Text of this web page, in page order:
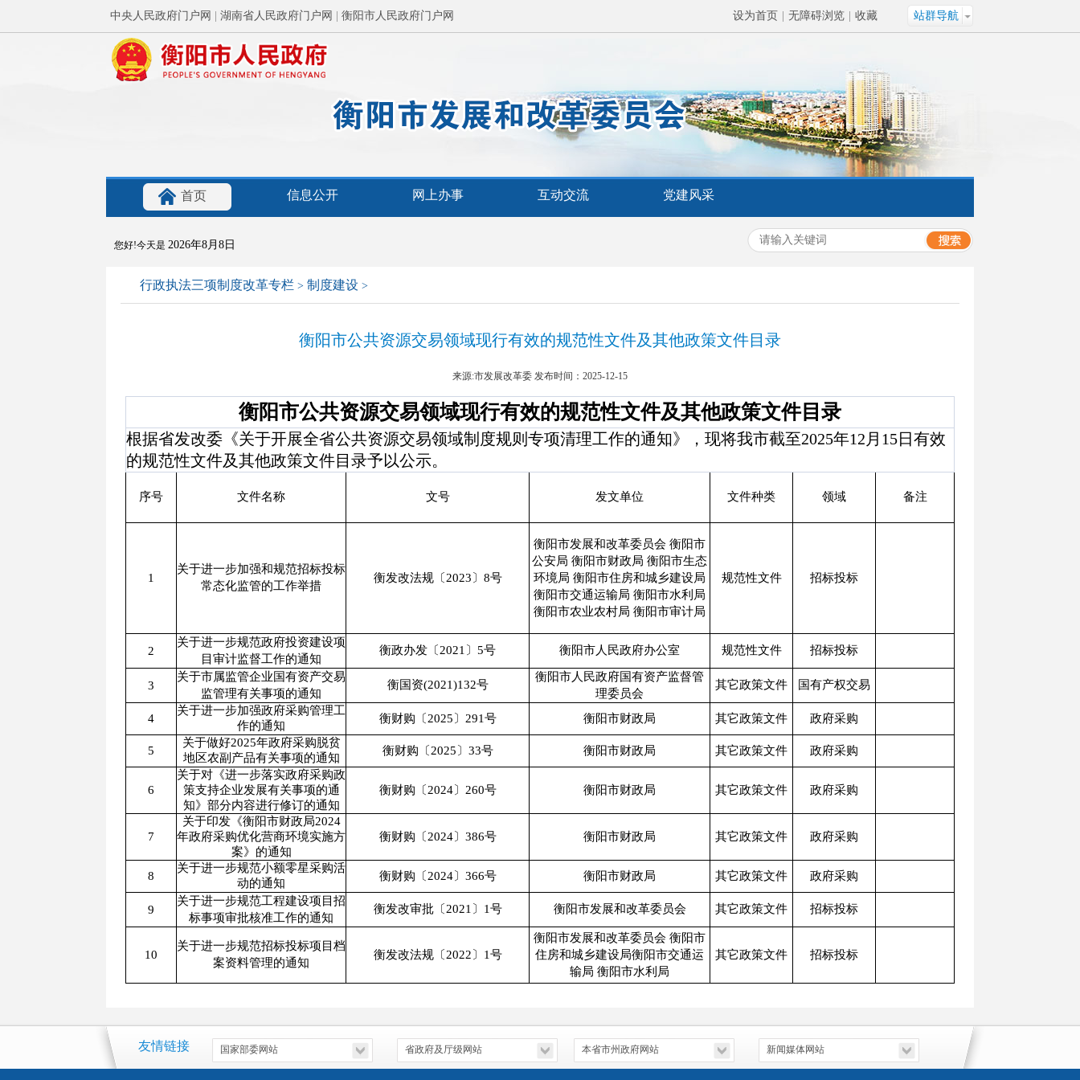
中央人民政府门户网 湖南省人民政府门户网 衡阳市人民政府门户网 设为首页 无障碍浏览 收藏 站群导航
首页 信息公开 网上办事 互动交流 党建风采
您好!今天是 2026年8月8日
行政执法三项制度改革专栏 > 制度建设 >
衡阳市公共资源交易领域现行有效的规范性文件及其他政策文件目录
来源:市发展改革委 发布时间：2025-12-15
衡阳市公共资源交易领域现行有效的规范性文件及其他政策文件目录
根据省发改委《关于开展全省公共资源交易领域制度规则专项清理工作的通知》，现将我市截至2025年12月15日有效
的规范性文件及其他政策文件目录予以公示。
序号 文件名称 文号 发文单位 文件种类 领域 备注
1
关于进一步加强和规范招标投标
常态化监管的工作举措
衡发改法规〔2023〕8号
衡阳市发展和改革委员会 衡阳市
公安局 衡阳市财政局 衡阳市生态
环境局 衡阳市住房和城乡建设局
衡阳市交通运输局 衡阳市水利局
衡阳市农业农村局 衡阳市审计局
规范性文件 招标投标
2
关于进一步规范政府投资建设项
目审计监督工作的通知
衡政办发〔2021〕5号 衡阳市人民政府办公室 规范性文件 招标投标
3
关于市属监管企业国有资产交易
监管理有关事项的通知
衡国资(2021)132号
衡阳市人民政府国有资产监督管
理委员会
其它政策文件 国有产权交易
4
关于进一步加强政府采购管理工
作的通知
衡财购〔2025〕291号 衡阳市财政局 其它政策文件 政府采购
5
关于做好2025年政府采购脱贫
地区农副产品有关事项的通知
衡财购〔2025〕33号 衡阳市财政局 其它政策文件 政府采购
6
关于对《进一步落实政府采购政
策支持企业发展有关事项的通
知》部分内容进行修订的通知
衡财购〔2024〕260号 衡阳市财政局 其它政策文件 政府采购
7
关于印发《衡阳市财政局2024
年政府采购优化营商环境实施方
案》的通知
衡财购〔2024〕386号 衡阳市财政局 其它政策文件 政府采购
8
关于进一步规范小额零星采购活
动的通知
衡财购〔2024〕366号 衡阳市财政局 其它政策文件 政府采购
9
关于进一步规范工程建设项目招
标事项审批核准工作的通知
衡发改审批〔2021〕1号 衡阳市发展和改革委员会 其它政策文件 招标投标
10
关于进一步规范招标投标项目档
案资料管理的通知
衡发改法规〔2022〕1号
衡阳市发展和改革委员会 衡阳市
住房和城乡建设局衡阳市交通运
输局 衡阳市水利局
其它政策文件 招标投标
友情链接